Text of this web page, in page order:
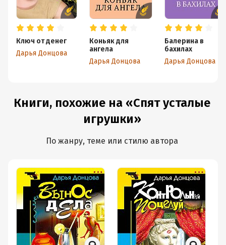
Ключ от денег
Дарья Донцова
Коньяк для
ангела
Дарья Донцова
Балерина в
бахилах
Дарья Донцова
Книги, похожие на «Спят усталые
игрушки»
По жанру, теме или стилю автора